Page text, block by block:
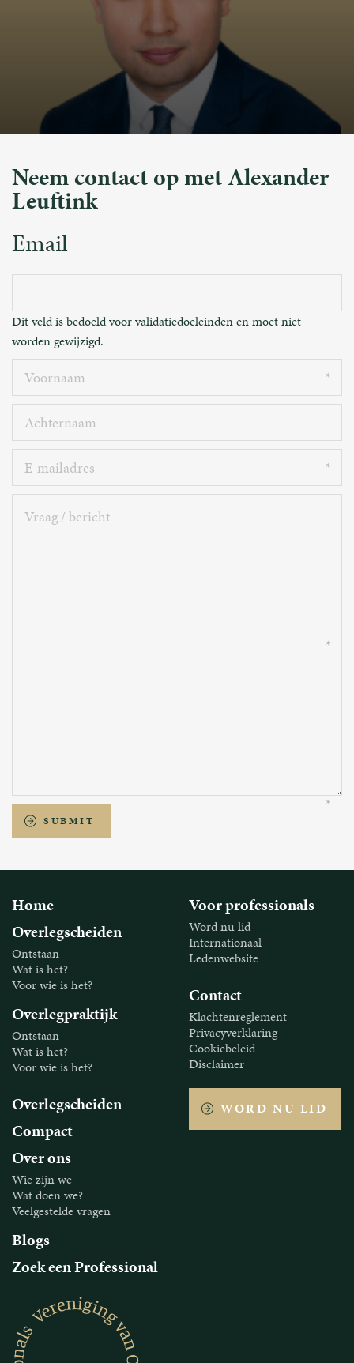
Neem contact op met Alexander
Leuftink
Email
Dit veld is bedoeld voor validatiedoeleinden en moet niet
worden gewijzigd.
Voornaam
Achternaam
E-
mailadres
Vraag
SUBMIT
Home
Overlegscheiden
Ontstaan
Wat is het?
Voor wie is het?
Overlegpraktijk
Ontstaan
Wat is het?
Voor wie is het?
Overlegscheiden
Compact
Over ons
Wie zijn we
Wat doen we?
Veelgestelde vragen
Blogs
Zoek een Professional
Voor professionals
Word nu lid
Internationaal
Ledenwebsite
Contact
Klachtenreglement
Privacyverklaring
Cookiebeleid
Disclaimer
WORD NU LID